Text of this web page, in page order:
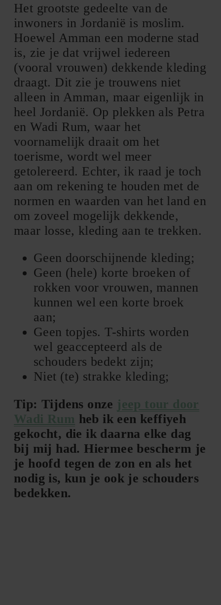
Het grootste gedeelte van de
inwoners in Jordanië is moslim.
Hoewel Amman een moderne stad
is, zie je dat vrijwel iedereen
(vooral vrouwen) dekkende kleding
draagt. Dit zie je trouwens niet
alleen in Amman, maar eigenlijk in
heel Jordanië. Op plekken als Petra
en Wadi Rum, waar het
voornamelijk draait om het
toerisme, wordt wel meer
getolereerd. Echter, ik raad je toch
aan om rekening te houden met de
normen en waarden van het land en
om zoveel mogelijk dekkende,
maar losse, kleding aan te trekken.
Geen doorschijnende kleding;
Geen (hele) korte broeken of
rokken voor vrouwen, mannen
kunnen wel een korte broek
aan;
Geen topjes. T-shirts worden
wel geaccepteerd als de
schouders bedekt zijn;
Niet (te) strakke kleding;
Tip: Tijdens onze jeep tour door
Wadi Rum heb ik een keffiyeh
gekocht, die ik daarna elke dag
bij mij had. Hiermee bescherm je
je hoofd tegen de zon en als het
nodig is, kun je ook je schouders
bedekken.